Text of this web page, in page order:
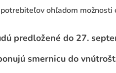
ohľadom možnosti
predložené do 27.
smernicu do